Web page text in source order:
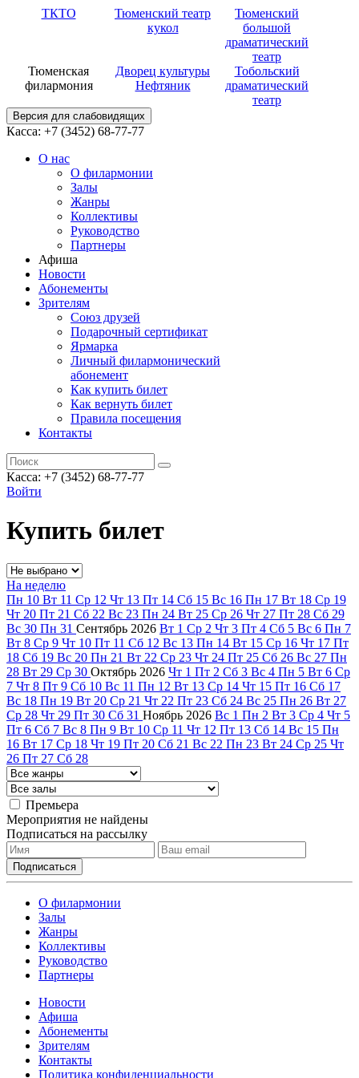
ТКТО
Тюменский театр
кукол
Тюменский
большой
драматический
театр
Тюменская
филармония
Дворец культуры
Нефтяник
Тобольский
драматический
театр
Версия для слабовидящих
Касса: +7 (3452) 68-77-77
О нас
О филармонии
Залы
Жанры
Коллективы
Руководство
Партнеры
Афиша
Новости
Абонементы
Зрителям
Союз друзей
Подарочный сертификат
Ярмарка
Личный филармонический
абонемент
Как купить билет
Как вернуть билет
Правила посещения
Контакты
Касса: +7 (3452) 68-77-77
Войти
Купить билет
На неделю
Пн 10 Вт 11 Ср 12 Чт 13 Пт 14 Сб 15 Вс 16 Пн 17 Вт 18 Ср 19
Чт 20 Пт 21 Сб 22 Вс 23 Пн 24 Вт 25 Ср 26 Чт 27 Пт 28 Сб 29
Вс 30 Пн 31 Сентябрь 2026 Вт 1 Ср 2 Чт 3 Пт 4 Сб 5 Вс 6 Пн 7
Вт 8 Ср 9 Чт 10 Пт 11 Сб 12 Вс 13 Пн 14 Вт 15 Ср 16 Чт 17 Пт
18 Сб 19 Вс 20 Пн 21 Вт 22 Ср 23 Чт 24 Пт 25 Сб 26 Вс 27 Пн
28 Вт 29 Ср 30 Октябрь 2026 Чт 1 Пт 2 Сб 3 Вс 4 Пн 5 Вт 6 Ср
7 Чт 8 Пт 9 Сб 10 Вс 11 Пн 12 Вт 13 Ср 14 Чт 15 Пт 16 Сб 17
Вс 18 Пн 19 Вт 20 Ср 21 Чт 22 Пт 23 Сб 24 Вс 25 Пн 26 Вт 27
Ср 28 Чт 29 Пт 30 Сб 31 Ноябрь 2026 Вс 1 Пн 2 Вт 3 Ср 4 Чт 5
Пт 6 Сб 7 Вс 8 Пн 9 Вт 10 Ср 11 Чт 12 Пт 13 Сб 14 Вс 15 Пн
16 Вт 17 Ср 18 Чт 19 Пт 20 Сб 21 Вс 22 Пн 23 Вт 24 Ср 25 Чт
26 Пт 27 Сб 28
Премьера
Мероприятия не найдены
Подписаться на рассылку
О филармонии
Залы
Жанры
Коллективы
Руководство
Партнеры
Новости
Афиша
Абонементы
Зрителям
Контакты
Политика конфиденциальности